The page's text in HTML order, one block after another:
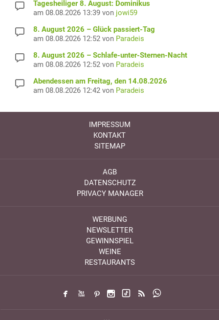
Tagesheiliger 8. August: Dominikus
am 08.08.2026 13:39 von jowi59
8. August 2026 – Glück passiert-Tag
am 08.08.2026 12:52 von Paradeis
8. August 2026 – Schlafe-unter-Sternen-Nacht
am 08.08.2026 12:52 von Paradeis
Abendessen am Freitag, den 14.08.2026
am 08.08.2026 12:42 von Paradeis
IMPRESSUM
KONTAKT
SITEMAP
AGB
DATENSCHUTZ
PRIVACY MANAGER
WERBUNG
NEWSLETTER
GEWINNSPIEL
WEINE
RESTAURANTS